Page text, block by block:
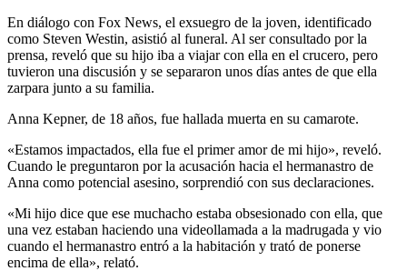
En diálogo con Fox News, el exsuegro de la joven, identificado
como Steven Westin, asistió al funeral. Al ser consultado por la
prensa, reveló que su hijo iba a viajar con ella en el crucero, pero
tuvieron una discusión y se separaron unos días antes de que ella
zarpara junto a su familia.
Anna Kepner, de 18 años, fue hallada muerta en su camarote.
«Estamos impactados, ella fue el primer amor de mi hijo», reveló.
Cuando le preguntaron por la acusación hacia el hermanastro de
Anna como potencial asesino, sorprendió con sus declaraciones.
«Mi hijo dice que ese muchacho estaba obsesionado con ella, que
una vez estaban haciendo una videollamada a la madrugada y vio
cuando el hermanastro entró a la habitación y trató de ponerse
encima de ella», relató.